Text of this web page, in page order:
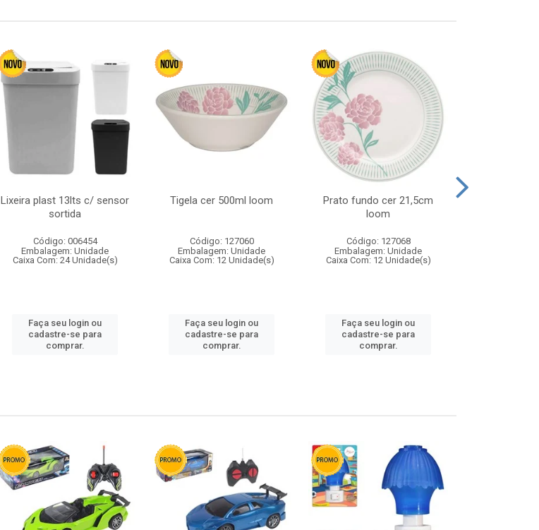
Lixeira plast 13lts c/ sensor
sortida
Código: 006454
Embalagem: Unidade
Caixa Com: 24 Unidade(s)
Faça seu login ou
cadastre-se para
comprar.
Tigela cer 500ml loom
Código: 127060
Embalagem: Unidade
Caixa Com: 12 Unidade(s)
Faça seu login ou
cadastre-se para
comprar.
Prato fundo cer 21,5cm
loom
Código: 127068
Embalagem: Unidade
Caixa Com: 12 Unidade(s)
Faça seu login ou
cadastre-se para
comprar.